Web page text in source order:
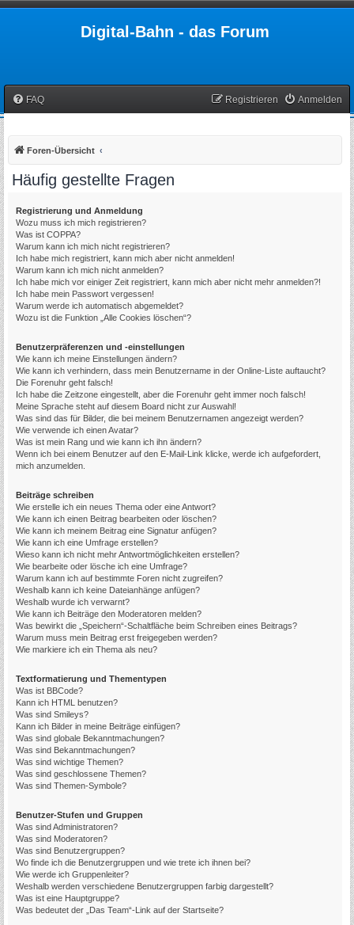
Digital-Bahn - das Forum
FAQ Anmelden
Registrieren
Foren-Übersicht
Häufig gestellte Fragen
Registrierung und Anmeldung
Wozu muss ich mich registrieren?
Was ist COPPA?
Warum kann ich mich nicht registrieren?
Ich habe mich registriert, kann mich aber nicht anmelden!
Warum kann ich mich nicht anmelden?
Ich habe mich vor einiger Zeit registriert, kann mich aber nicht mehr anmelden?!
Ich habe mein Passwort vergessen!
Warum werde ich automatisch abgemeldet?
Wozu ist die Funktion „Alle Cookies löschen“?
Benutzerpräferenzen und -einstellungen
Wie kann ich meine Einstellungen ändern?
Wie kann ich verhindern, dass mein Benutzername in der Online-Liste auftaucht?
Die Forenuhr geht falsch!
Ich habe die Zeitzone eingestellt, aber die Forenuhr geht immer noch falsch!
Meine Sprache steht auf diesem Board nicht zur Auswahl!
Was sind das für Bilder, die bei meinem Benutzernamen angezeigt werden?
Wie verwende ich einen Avatar?
Was ist mein Rang und wie kann ich ihn ändern?
Wenn ich bei einem Benutzer auf den E-Mail-Link klicke, werde ich aufgefordert,
mich anzumelden.
Beiträge schreiben
Wie erstelle ich ein neues Thema oder eine Antwort?
Wie kann ich einen Beitrag bearbeiten oder löschen?
Wie kann ich meinem Beitrag eine Signatur anfügen?
Wie kann ich eine Umfrage erstellen?
Wieso kann ich nicht mehr Antwortmöglichkeiten erstellen?
Wie bearbeite oder lösche ich eine Umfrage?
Warum kann ich auf bestimmte Foren nicht zugreifen?
Weshalb kann ich keine Dateianhänge anfügen?
Weshalb wurde ich verwarnt?
Wie kann ich Beiträge den Moderatoren melden?
Was bewirkt die „Speichern“-Schaltfläche beim Schreiben eines Beitrags?
Warum muss mein Beitrag erst freigegeben werden?
Wie markiere ich ein Thema als neu?
Textformatierung und Thementypen
Was ist BBCode?
Kann ich HTML benutzen?
Was sind Smileys?
Kann ich Bilder in meine Beiträge einfügen?
Was sind globale Bekanntmachungen?
Was sind Bekanntmachungen?
Was sind wichtige Themen?
Was sind geschlossene Themen?
Was sind Themen-Symbole?
Benutzer-Stufen und Gruppen
Was sind Administratoren?
Was sind Moderatoren?
Was sind Benutzergruppen?
Wo finde ich die Benutzergruppen und wie trete ich ihnen bei?
Wie werde ich Gruppenleiter?
Weshalb werden verschiedene Benutzergruppen farbig dargestellt?
Was ist eine Hauptgruppe?
Was bedeutet der „Das Team“-Link auf der Startseite?